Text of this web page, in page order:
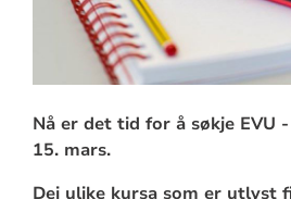
Nå er det tid for å søkje EVU
15. mars.
Dei ulike kursa som er utlyst